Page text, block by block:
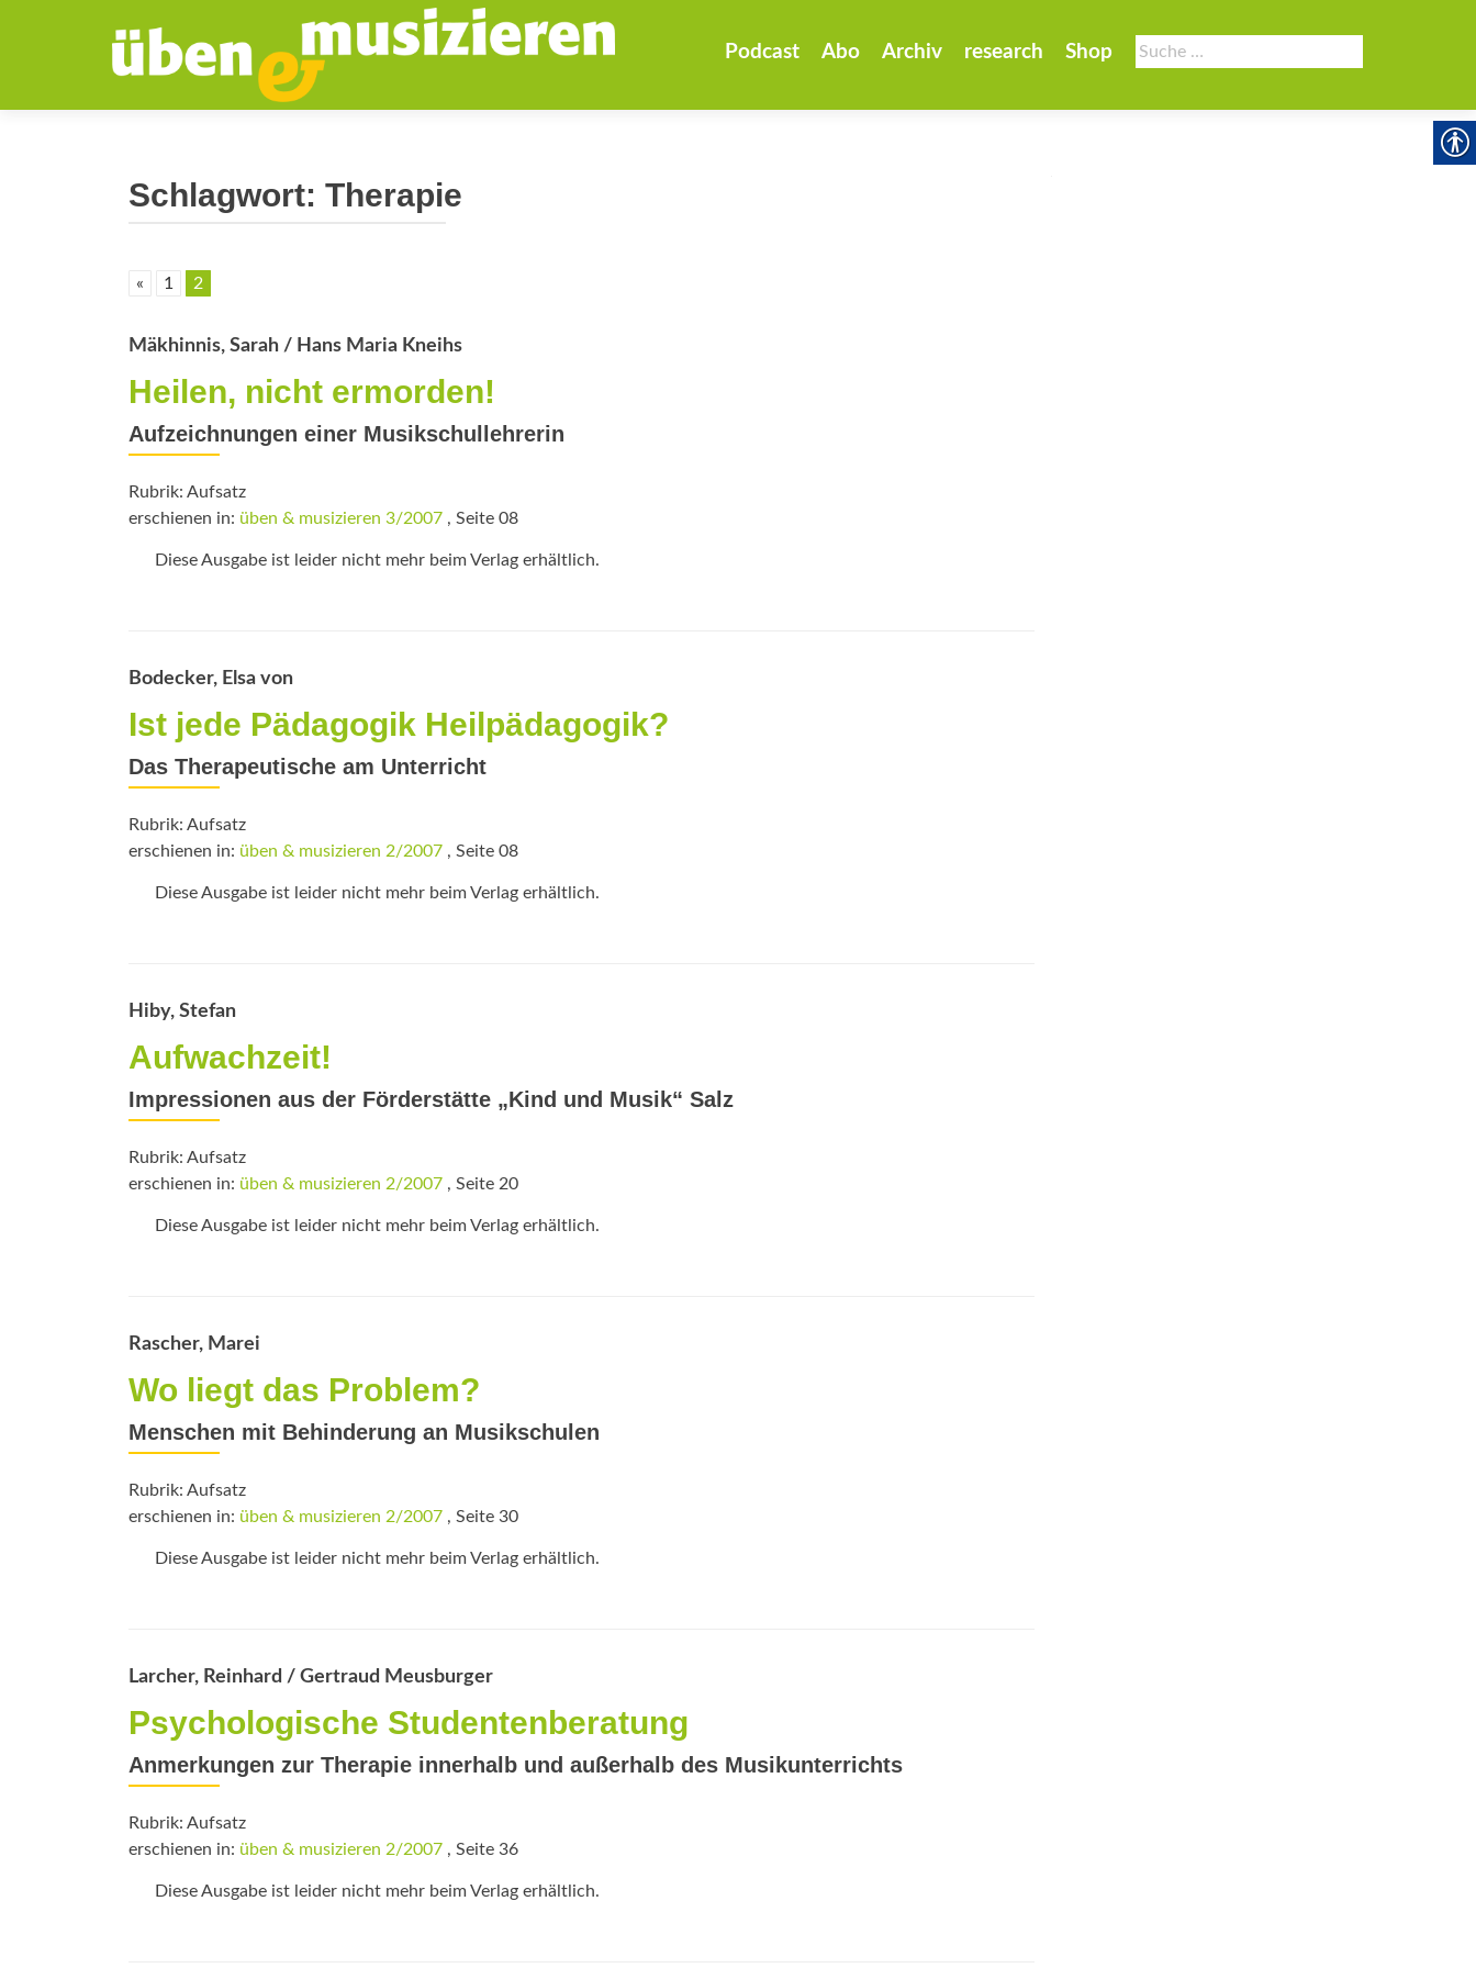
Suche
nach:
Podcast Abo Archiv research Shop
Schlagwort: Therapie
« 1 2
Mäkhinnis, Sarah / Hans Maria Kneihs
Heilen, nicht ermorden!
Aufzeichnungen einer Musikschullehrerin
Rubrik: Aufsatz
erschienen in: üben & musizieren 3/2007 , Seite 08
Diese Ausgabe ist leider nicht mehr beim Verlag erhältlich.
Bodecker, Elsa von
Ist jede Pädagogik Heilpädagogik?
Das Therapeutische am Unterricht
Rubrik: Aufsatz
erschienen in: üben & musizieren 2/2007 , Seite 08
Diese Ausgabe ist leider nicht mehr beim Verlag erhältlich.
Hiby, Stefan
Aufwachzeit!
Impressionen aus der Förderstätte „Kind und Musik“ Salz
Rubrik: Aufsatz
erschienen in: üben & musizieren 2/2007 , Seite 20
Diese Ausgabe ist leider nicht mehr beim Verlag erhältlich.
Rascher, Marei
Wo liegt das Problem?
Menschen mit Behinderung an Musikschulen
Rubrik: Aufsatz
erschienen in: üben & musizieren 2/2007 , Seite 30
Diese Ausgabe ist leider nicht mehr beim Verlag erhältlich.
Larcher, Reinhard / Gertraud Meusburger
Psychologische Studentenberatung
Anmerkungen zur Therapie innerhalb und außerhalb des Musikunterrichts
Rubrik: Aufsatz
erschienen in: üben & musizieren 2/2007 , Seite 36
Diese Ausgabe ist leider nicht mehr beim Verlag erhältlich.